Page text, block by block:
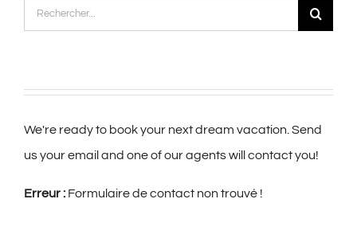
Rechercher:
We're ready to book your next dream vacation. Send
us your email and one of our agents will contact you!
Erreur : Formulaire de contact non trouvé !